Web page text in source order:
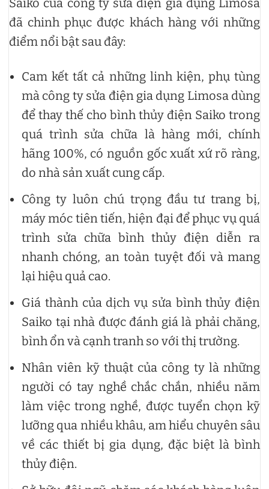
Saiko của công ty sửa điện gia dụng Limosa
đã chinh phục được khách hàng với những
điểm nổi bật sau đây:
Cam kết tất cả những linh kiện, phụ tùng
mà công ty sửa điện gia dụng Limosa dùng
để thay thế cho bình thủy điện Saiko trong
quá trình sửa chữa là hàng mới, chính
hãng 100%, có nguồn gốc xuất xứ rõ ràng,
do nhà sản xuất cung cấp.
Công ty luôn chú trọng đầu tư trang bị,
máy móc tiên tiến, hiện đại để phục vụ quá
trình sửa chữa bình thủy điện diễn ra
nhanh chóng, an toàn tuyệt đối và mang
lại hiệu quả cao.
Giá thành của dịch vụ sửa bình thủy điện
Saiko tại nhà được đánh giá là phải chăng,
bình ổn và cạnh tranh so với thị trường.
Nhân viên kỹ thuật của công ty là những
người có tay nghề chắc chắn, nhiều năm
làm việc trong nghề, được tuyển chọn kỹ
lưỡng qua nhiều khâu, am hiểu chuyên sâu
về các thiết bị gia dụng, đặc biệt là bình
thủy điện.